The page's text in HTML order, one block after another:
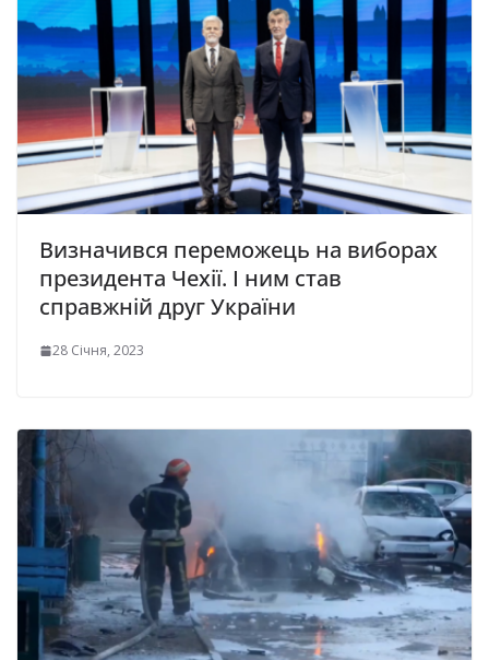
Визначився переможець на виборах
президента Чехії. І ним став
справжній друг України
28 Січня, 2023